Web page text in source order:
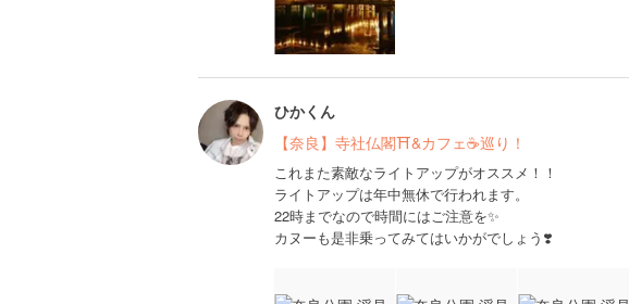
ひかくん
【奈良】寺社仏閣⛩&カフェ☕️巡り！
これまた素敵なライトアップがオススメ！！
ライトアップは年中無休で行われます。
22時までなので時間にはご注意を✨
カヌーも是非乗ってみてはいかがでしょう❣️